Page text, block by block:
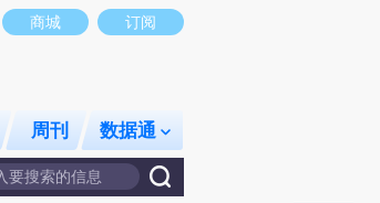
商城 订阅
周刊 数据通